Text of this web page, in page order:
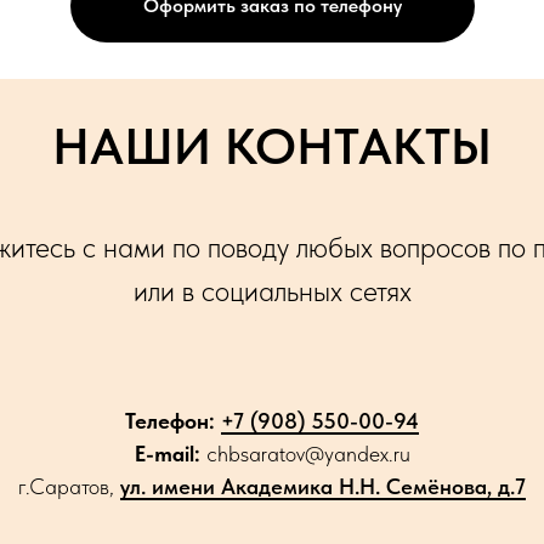
Оформить заказ по телефону
НАШИ КОНТАКТЫ
с нами по поводу любых вопросов по
или в социальных сетях
Телефон: +7 (908) 550-00-94
E-mail: chbsaratov@yandex.ru
г.Саратов, ул. имени Академика Н.Н. Семёнова, д.7